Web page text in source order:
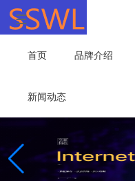
首页 品牌介绍
新闻动态